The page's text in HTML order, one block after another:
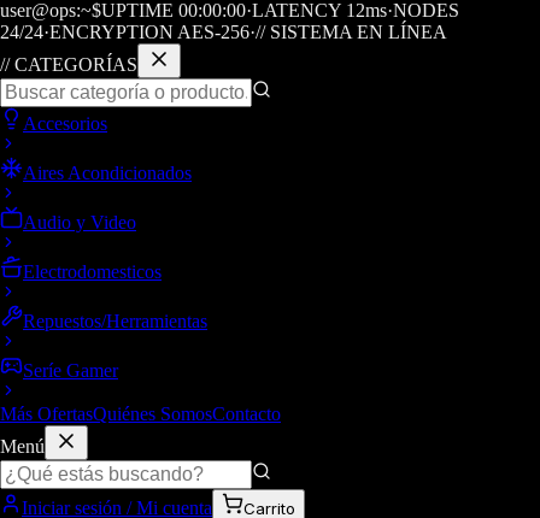
user@ops:~$UPTIME 00:00:00·LATENCY 12ms·NODES
24/24·ENCRYPTION AES-256·// SISTEMA EN LÍNEA
// CATEGORÍAS
Accesorios
Aires Acondicionados
Audio y Video
Electrodomesticos
Repuestos/Herramientas
Seríe Gamer
Más OfertasQuiénes SomosContacto
Menú
Iniciar sesión / Mi cuenta Carrito